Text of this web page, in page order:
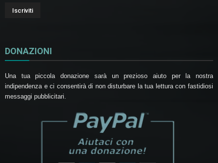
DONAZIONI
Una tua piccola donazione sarà un prezioso aiuto per la nostra
indipendenza e ci consentirà di non disturbare la tua lettura con fastidiosi
messaggi pubblicitari.